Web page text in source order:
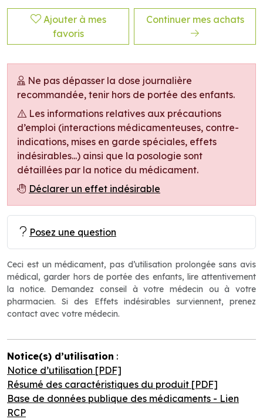
Ajouter à mes
favoris
Continuer mes achats
Ne pas dépasser la dose journalière
recommandée, tenir hors de portée des enfants.
Les informations relatives aux précautions
d’emploi (interactions médicamenteuses, contre-
indications, mises en garde spéciales, effets
indésirables...) ainsi que la posologie sont
détaillées par la notice du médicament.
Déclarer un effet indésirable
Posez une question
Ceci est un médicament, pas d’utilisation prolongée sans avis
médical, garder hors de portée des enfants, lire attentivement
la notice. Demandez conseil à votre médecin ou à votre
pharmacien. Si des Effets indésirables surviennent, prenez
contact avec votre médecin.
Notice(s) d’utilisation :
Notice d’utilisation [PDF]
Résumé des caractéristiques du produit [PDF]
Base de données publique des médicaments - Lien
RCP